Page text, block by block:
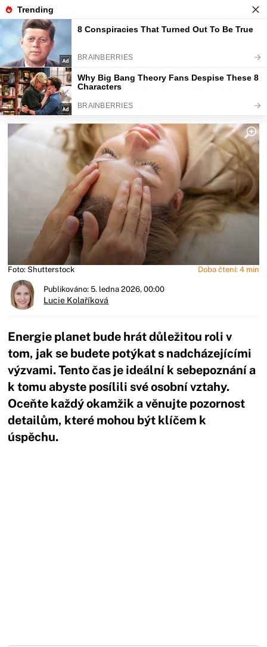
Fajntip.cz
Horoskop na týden: V tomto týdnu
na vás čekají překvapivé změny a
zajímavé příležitosti
Foto: Shutterstock Doba čtení: 4 min
Publikováno: 5. ledna 2026, 00:00
Lucie Kolaříková
Energie planet bude hrát důležitou roli v
tom, jak se budete potýkat s nadcházejícími
výzvami. Tento čas je ideální k sebepoznání a
k tomu abyste posílili své osobní vztahy.
Oceňte každý okamžik a věnujte pozornost
detailům, které mohou být klíčem k
úspěchu.